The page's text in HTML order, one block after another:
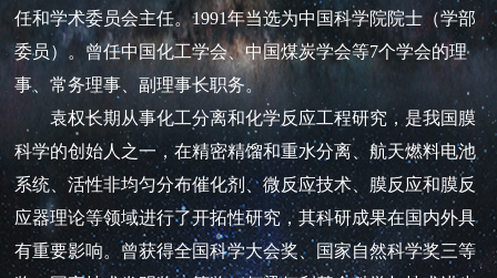
任和学术委员会主任。1991年当选为中国科学院院士（学部
委员）。曾任中国化工学会、中国煤炭学会等7个学会的理
事、常务理事、副理事长职务。
袁权长期从事化工分离和化学反应工程研究，是我国膜
科学的创始人之一，在精密精馏和重水分离、航天燃料电池
系统、活性非均匀分布催化剂、微反应技术、膜反应和膜反
应器理论等领域进行了开拓性研究，其科研成果在国内外具
有重要影响。曾获得全国科学大会奖、国家自然科学奖三等